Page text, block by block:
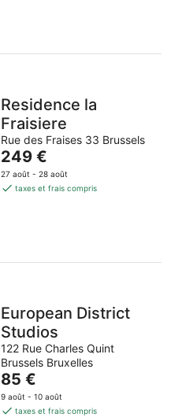
Residence la
Fraisiere
Rue des Fraises 33 Brussels
Le
prix
est
249 €
27 août - 28 août
taxes et frais compris
European District
Studios
122 Rue Charles Quint
Brussels Bruxelles
Le
prix
est
85 €
9 août - 10 août
taxes et frais compris